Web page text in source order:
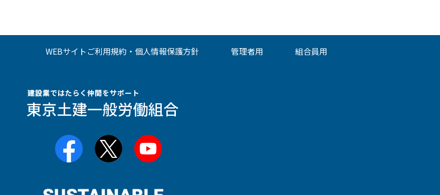
WEBサイトご利用規約・個人情報保護方針 管理者用 組合員用